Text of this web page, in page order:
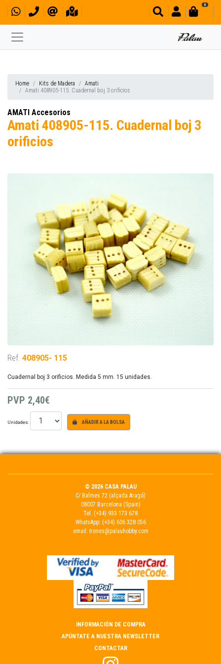
0
Home Kits de Madera
Amati
Amati 408905-115. Cuadernal boj 3 orificios
AMATI Accesorios
Amati 408905-115. Cuadernal boj 3
orificios
Ref. 408905- 115
Cuadernal boj 3 orificios. Medida 5 mm. 15 unidades.
PVP 2,40€
Unidades: AÑADIR A LA BOLSA
© 2026 CASA PALAU
C/ Balmes 72 (alçada Aragó)
08007 Barcelona (Spain)
Tel. (+34) 933 173 678
WhatsApp: (+34) 606 328 056
email: trenes@palauhobby.com
INFORMACIÓN DE COMPRA
APÚNTATE A NUESTRA NEWSLETTER
CONTACTAR